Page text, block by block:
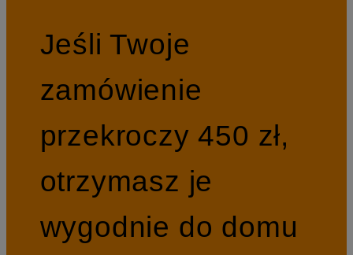
Jeśli Twoje
zamówienie
przekroczy 450 zł,
otrzymasz je
wygodnie do domu